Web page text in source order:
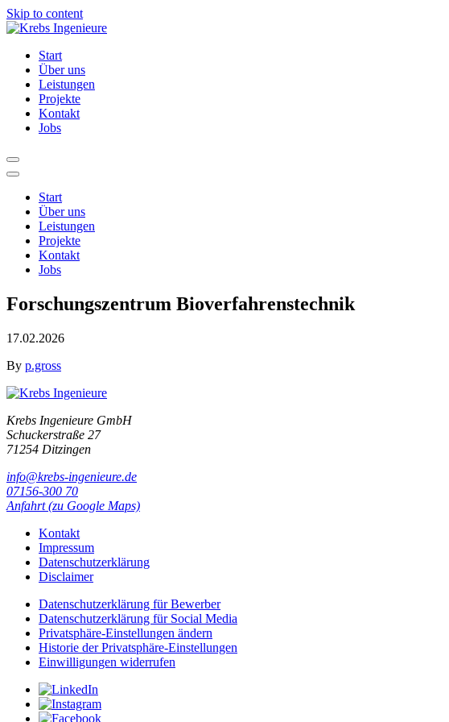
Skip to content
Start
Über uns
Leistungen
Projekte
Kontakt
Jobs
Start
Über uns
Leistungen
Projekte
Kontakt
Jobs
Forschungszentrum Bioverfahrenstechnik
17.02.2026
By p.gross
Krebs Ingenieure GmbH
Schuckerstraße 27
71254 Ditzingen
info@krebs-ingenieure.de
07156-300 70
Anfahrt (zu Google Maps)
Kontakt
Impressum
Datenschutzerklärung
Disclaimer
Datenschutzerklärung für Bewerber
Datenschutzerklärung für Social Media
Privatsphäre-Einstellungen ändern
Historie der Privatsphäre-Einstellungen
Einwilligungen widerrufen